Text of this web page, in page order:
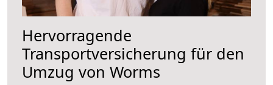
Hervorragende
Transportversicherung für den
Umzug von Worms